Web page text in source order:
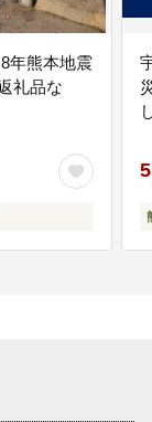
年熊本地震
礼品な